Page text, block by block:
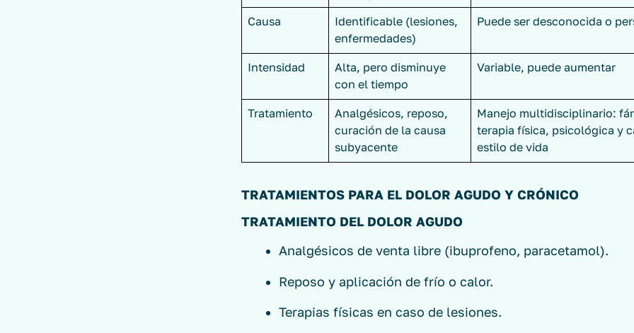
Causa
Identificable (lesiones,
enfermedades)
Puede ser desconocida o
Intensidad
Alta, pero disminuye
con el tiempo
Variable, puede aumentar
Tratamiento
Analgésicos, reposo,
curación de la causa
subyacente
Manejo multidisciplinario:
terapia física, psicológica y
estilo de vida
TRATAMIENTOS PARA EL DOLOR AGUDO Y CRÓNICO
TRATAMIENTO DEL DOLOR AGUDO
Analgésicos de venta libre (ibuprofeno, paracetamol).
Reposo y aplicación de frío o calor.
Terapias físicas en caso de lesiones.